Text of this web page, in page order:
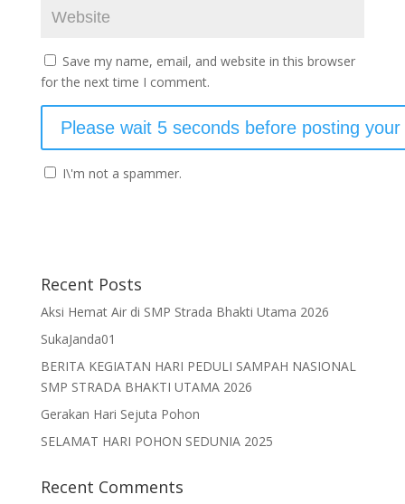
Save my name, email, and website in this browser
for the next time I comment.
I\'m not a spammer.
Recent Posts
Aksi Hemat Air di SMP Strada Bhakti Utama 2026
SukaJanda01
BERITA KEGIATAN HARI PEDULI SAMPAH NASIONAL
SMP STRADA BHAKTI UTAMA 2026
Gerakan Hari Sejuta Pohon
SELAMAT HARI POHON SEDUNIA 2025
Recent Comments